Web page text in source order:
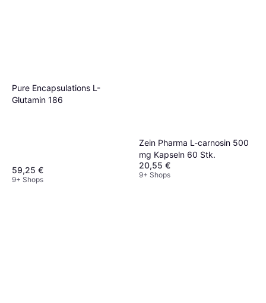
Pure Encapsulations L-
Glutamin 186
59,25 €
9+ Shops
Zein Pharma L-carnosin 500
mg Kapseln 60 Stk.
20,55 €
9+ Shops